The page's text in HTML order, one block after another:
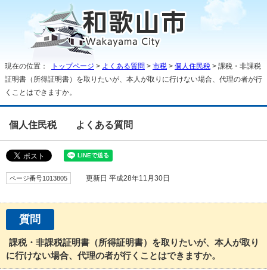
現在の位置： トップページ > よくある質問 > 市税 > 個人住民税 > 課税・非課税
証明書（所得証明書）を取りたいが、本人が取りに行けない場合、代理の者が行
くことはできますか。
個人住民税 よくある質問
ページ番号1013805 更新日 平成28年11月30日
質問
課税・非課税証明書（所得証明書）を取りたいが、本人が取り
に行けない場合、代理の者が行くことはできますか。